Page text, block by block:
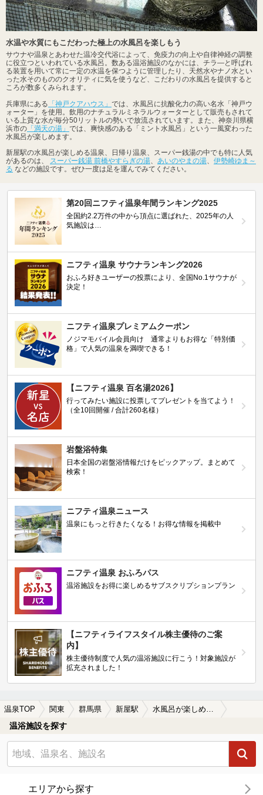
水温や水質にもこだわった極上の水風呂を楽しもう
サウナや温泉とあわせた温冷交代浴によって、免疫力の向上や自律神経の調整
に役立つといわれている水風呂。数ある温浴施設のなかには、チラ―と呼ばれ
る装置を用いて常に一定の水温を保つように管理したり、天然水やナノ水とい
った水そのもののクオリティに気を使うなど、こだわりの水風呂を提供すると
ころが数多くみられます。
兵庫県にある 「神戸クアハウス」 では、水風呂に抗酸化力の高い名水「神戸ウ
ォーター」を使用。飲用のナチュラルミネラルウォーターとして販売もされて
いる上質な水が毎分50リットルの勢いで放流されています。また、神奈川県横
浜市の 「満天の湯」 では、爽快感のある「ミント水風呂」という一風変わった
水風呂が楽しめます。
新屋駅の水風呂が楽しめる温泉、日帰り温泉、スーパー銭湯の中でも特に人気
があるのは、
スーパー銭湯 前橋やすらぎの湯 あいのやまの湯
伊勢崎ゆま～
る などの施設です。ぜひ一度は足を運んでみてください。
第20回ニフティ温泉年間ランキング2025
全国約2.2万件の中から頂点に選ばれた、2025年の人
気施設は…
ニフティ温泉 サウナランキング2026
おふろ好きユーザーの投票により、全国No.1サウナが
決定！
ニフティ温泉プレミアムクーポン
ノジマモバイル会員向け 通常よりもお得な「特別価
格」で人気の温泉を満喫できる！
【ニフティ温泉 百名湯2026】
行ってみたい施設に投票してプレゼントを当てよう！
（全10回開催 / 合計260名様）
岩盤浴特集
日本全国の岩盤浴情報だけをピックアップ。まとめて
検索！
ニフティ温泉ニュース
温泉にもっと行きたくなる！お得な情報を掲載中
ニフティ温泉 おふろパス
温浴施設をお得に楽しめるサブスクリプションプラン
【ニフティライフスタイル株主優待のご案
内】
株主優待制度で人気の温浴施設に行こう！対象施設が
拡充されました！
温泉TOP 関東 群馬県 新屋駅 水風呂が楽しめる新屋駅近くの温泉、日帰り温泉、スーパー銭湯おすすめ
温浴施設を探す
エリアから探す